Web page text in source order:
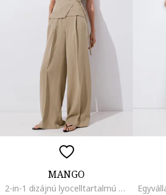
MANGO
2-in-1 dizájnú lyocelltartalmú overál, Homokbarna